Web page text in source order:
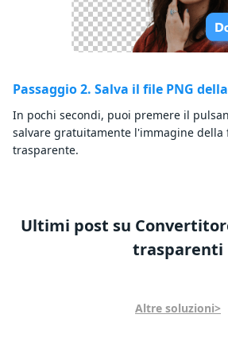
Passaggio 2. Salva il file PNG
In pochi secondi, puoi premere il
salvare gratuitamente l'immagine della
trasparente.
Ultimi post su
trasparenti
Altre soluzioni>